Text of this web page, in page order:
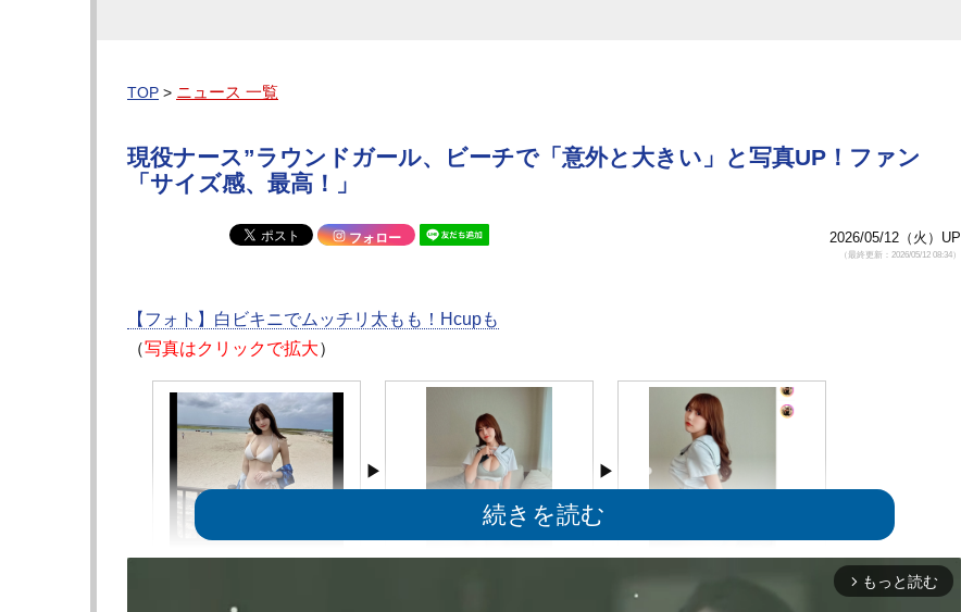
TOP > ニュース 一覧
現役ナース”ラウンドガール、ビーチで「意外と大きい」と写真UP！ファン
「サイズ感、最高！」
フォロー 2026/05/12（火）UP
（最終更新：2026/05/12 08:34）
【フォト】白ビキニでムッチリ太もも！Hcupも
（写真はクリックで拡大）
（@rea_momosato）
arrow_forward_ios もっと読む